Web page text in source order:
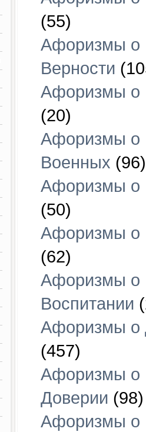
(55)
Афоризмы о
Верности
Афоризмы о
(20)
Афоризмы о
Военных (96)
Афоризмы о
(50)
Афоризмы о
(62)
Афоризмы о
Воспитании
Афоризмы о
(457)
Афоризмы о
Доверии (98)
Афоризмы о